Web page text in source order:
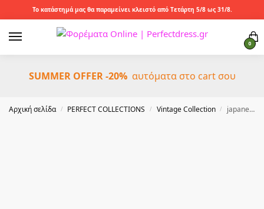
Το κατάστημά μας θα παραμείνει κλειστό από Τετάρτη 5/8 ως 31/8.
0
SUMMER OFFER -20%αυτόματα στο cart σου
Αρχική σελίδα / PERFECT COLLECTIONS / Vintage Collection / japanese ζώνη Obi από δερματίνη σε πράσινο φυστικί